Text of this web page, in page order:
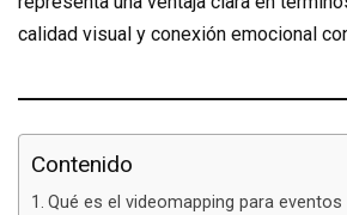
calidad visual y conexión emocional
Contenido
Qué es el videomapping para